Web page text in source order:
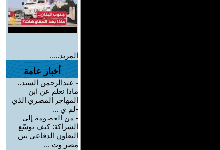
المزيد.....
أخبار عامة
- عبدالرحمن السيد..
ماذا نعلم عن ابن
المهاجر المصري الذي
-لم ي ...
- من الخصومة إلى
الشراكة: كيف توسّع
التعاون الدفاعي بين
مصر وت ...